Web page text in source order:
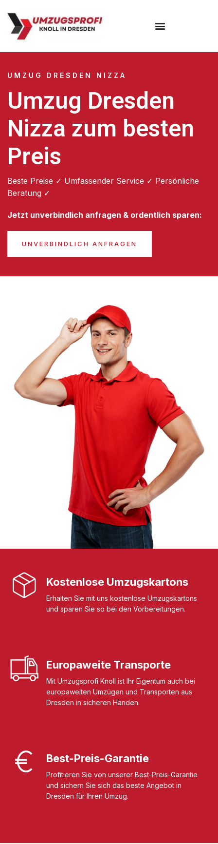
UMZUG DRESDEN NIZZA
Umzug Dresden
Nizza zum besten
Preis
Beste Preise ✓ Umfassender Service ✓ Persönliche
Beratung ✓
Jetzt unverbindlich anfragen & ordentlich sparen:
UNVERBINDLICH ANFRAGEN
Kostenlose Umzugskartons
Erhalten Sie mit uns kostenlose Umzugskartons
und sparen Sie so bei den Vorbereitungen.
Europaweite Transporte
Mit Umzugsprofi Knoll ist Ihr Eigentum auch bei
europaweiten Umzügen und Transporten aus
Dresden in sicheren Händen.
Best-Preis-Garantie
Profitieren Sie von unserer Best-Preis-Garantie
und sichern Sie sich das beste Angebot in
Dresden für Ihren Umzug.